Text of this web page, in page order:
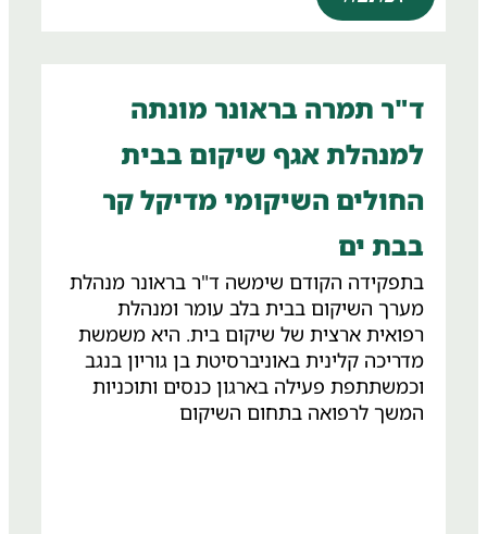
ד"ר תמרה בראונר מונתה
למנהלת אגף שיקום בבית
החולים השיקומי מדיקל קר
בבת ים
בתפקידה הקודם שימשה ד"ר בראונר מנהלת
מערך השיקום בבית בלב עומר ומנהלת
רפואית ארצית של שיקום בית. היא משמשת
מדריכה קלינית באוניברסיטת בן גוריון בנגב
וכמשתתפת פעילה בארגון כנסים ותוכניות
המשך לרפואה בתחום השיקום